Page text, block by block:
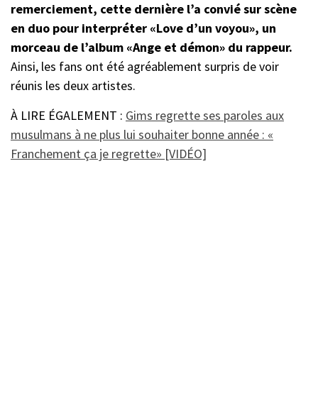
remerciement, cette dernière l’a convié sur scène
en duo pour interpréter «Love d’un voyou», un
morceau de l’album «Ange et démon» du rappeur.
Ainsi, les fans ont été agréablement surpris de voir
réunis les deux artistes.
À LIRE ÉGALEMENT : Gims regrette ses paroles aux
musulmans à ne plus lui souhaiter bonne année : «
Franchement ça je regrette» [VIDÉO]